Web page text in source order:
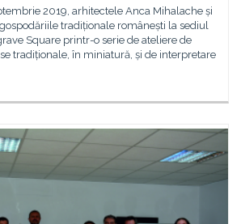
2019, arhitectele Anca Mihalache și
tradiționale românești la sediul
Square printr-o serie de ateliere de
tradiționale, în miniatură, și de interpretare